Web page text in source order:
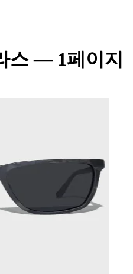
스 — 1페이지